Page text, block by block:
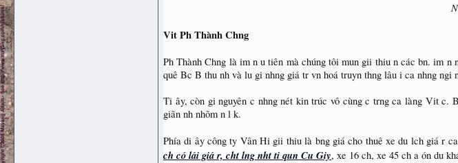
Vit Ph Thành Chng
Ph Thành Chng là im n u tiên mà chúng tôi mun gii thiu n các bn. im
quê Bc B thu nh và lu gi nhng giá tr vn hoá truyn thng lâu i ca nhng ngi
Ti ây, còn gi nguyên c nhng nét kin trúc vô cùng c trng ca làng Vit c.
giãn nh nhõm n l k.
Phía di ây công ty Vân Hi gii thiu là bng giá cho thuê xe du lch giá r
ch có lái giá r, cht lng nht ti qun Cu Giy, xe 16 ch, xe 45 ch a ón du